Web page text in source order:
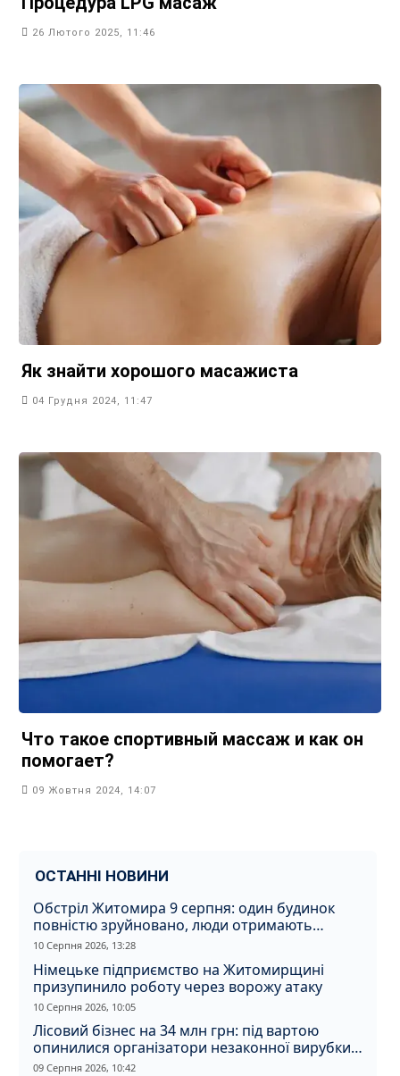
26 Лютого 2025, 11:46
Як знайти хорошого масажиста
04 Грудня 2024, 11:47
Что такое спортивный массаж и как он
помогает?
09 Жовтня 2024, 14:07
ОСТАННІ НОВИНИ
Обстріл Житомира 9 серпня: один будинок
повністю зруйновано, люди отримають
компенсацію
10 Серпня 2026, 13:28
Німецьке підприємство на Житомирщині
призупинило роботу через ворожу атаку
10 Серпня 2026, 10:05
Лісовий бізнес на 34 млн грн: під вартою
опинилися організатори незаконної вирубки
на Житомирщині
09 Серпня 2026, 10:42